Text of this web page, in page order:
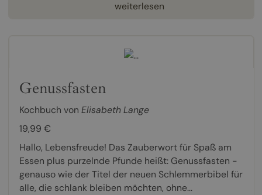
weiterlesen
Genussfasten
Kochbuch von Elisabeth Lange
19,99 €
Hallo, Lebensfreude! Das Zauberwort für Spaß am
Essen plus purzelnde Pfunde heißt: Genussfasten -
genauso wie der Titel der neuen Schlemmerbibel für
alle, die schlank bleiben möchten, ohne...